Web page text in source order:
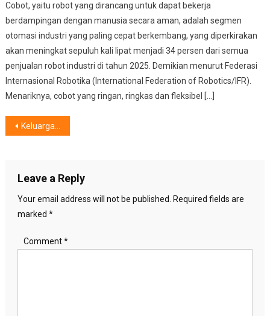
Cobot, yaitu robot yang dirancang untuk dapat bekerja
berdampingan dengan manusia secara aman, adalah segmen
otomasi industri yang paling cepat berkembang, yang diperkirakan
akan meningkat sepuluh kali lipat menjadi 34 persen dari semua
penjualan robot industri di tahun 2025. Demikian menurut Federasi
Internasional Robotika (International Federation of Robotics/IFR).
Menariknya, cobot yang ringan, ringkas dan fleksibel […]
Post
Keluarga masak, Selektif Memilih Asupan Lezat, Berkualitas dan Lebih Sehat.
Leave a Reply
Your email address will not be published.
Required fields are
marked *
Comment*